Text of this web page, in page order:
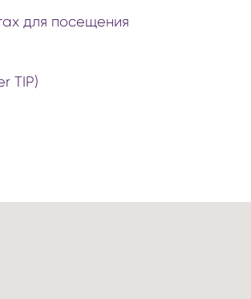
для посещения
TIP)